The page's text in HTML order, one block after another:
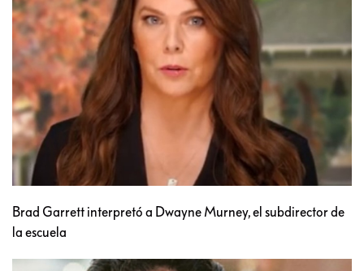
Brad Garrett interpretó a Dwayne Murney, el subdirector de
la escuela